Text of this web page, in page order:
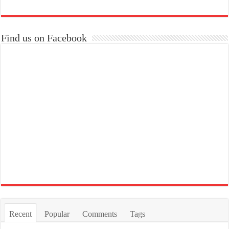
Find us on Facebook
Recent Popular Comments Tags